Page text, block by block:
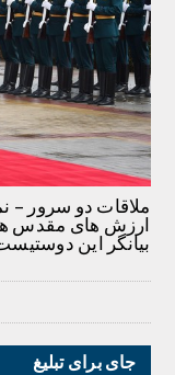
ملاقات دو سرور –
ارزش های مقدس
بیانگر این
جای برای تبلیغ